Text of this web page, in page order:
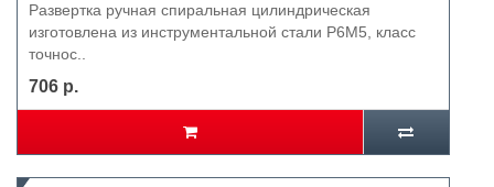
Развертка ручная спиральная цилиндрическая
изготовлена из инструментальной стали P6M5, класс
точнос..
706 р.